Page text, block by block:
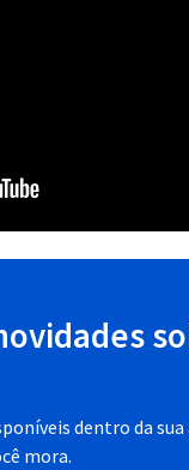
dentro da sua
mora.